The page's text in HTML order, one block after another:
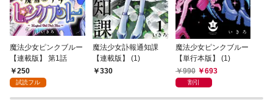
魔法少女ピンクブルー
【連載版】 第1話
250
試読フル
魔法少女訃報通知課
【連載版】 (1)
330
魔法少女ピンクブルー
【単行本版】 (1)
990
693
割引